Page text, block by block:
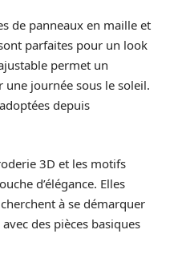
de panneaux en maille et
parfaites pour un look
permet un
journée sous le soleil.
depuis
3D et les motifs
d’élégance. Elles
à se démarquer
des pièces basiques